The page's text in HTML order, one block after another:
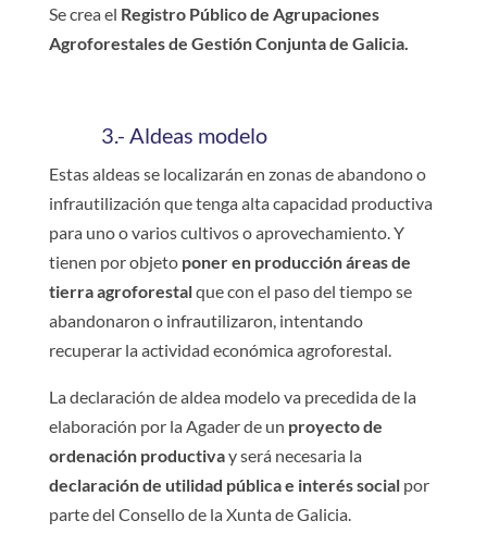
Se crea el Registro Público de Agrupaciones
Agroforestales de Gestión Conjunta de Galicia.
3.- Aldeas modelo
Estas aldeas se localizarán en zonas de abandono o
infrautilización que tenga alta capacidad productiva
para uno o varios cultivos o aprovechamiento. Y
tienen por objeto poner en producción áreas de
tierra agroforestalque con el paso del tiempo se
abandonaron o infrautilizaron, intentando
recuperar la actividad económica agroforestal.
La declaración de aldea modelo va precedida de la
elaboración por la Agader de un proyecto de
ordenación productivay será necesaria la
declaración de utilidad pública e interés socialpor
parte del Consello de la Xunta de Galicia.